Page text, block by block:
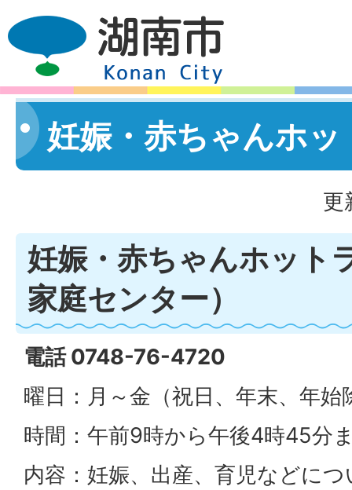
妊娠・赤ちゃんホ
更
妊娠・赤ちゃんホット
家庭センター）
電話 0748-76-4720
曜日：月～金（祝日、年末、年始
時間：午前9時から午後4時45分
内容：妊娠、出産、育児などにつ